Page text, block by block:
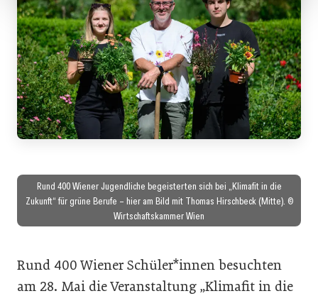
Rund 400 Wiener Jugendliche begeisterten sich bei „Klimafit in die
Zukunft“ für grüne Berufe – hier am Bild mit Thomas Hirschbeck (Mitte). ©
Wirtschaftskammer Wien
Rund 400 Wiener Schüler*innen besuchten
am 28. Mai die Veranstaltung „Klimafit in die